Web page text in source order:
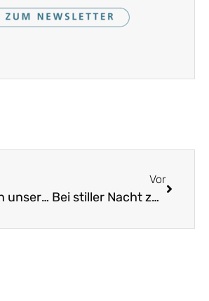
Litaney von unser Lieben Frauen
Vor
Bei stiller Nacht zur ersten Wacht